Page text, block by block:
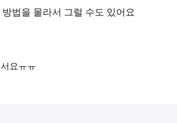
법을 몰라서 그럴 수도 있어요
요ㅠㅠ